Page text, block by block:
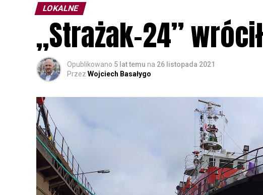
LOKALNE
„Strażak-24”
Opublikowano 5 lat temu na 26 listopada 2021
Przez Wojciech Basałygo